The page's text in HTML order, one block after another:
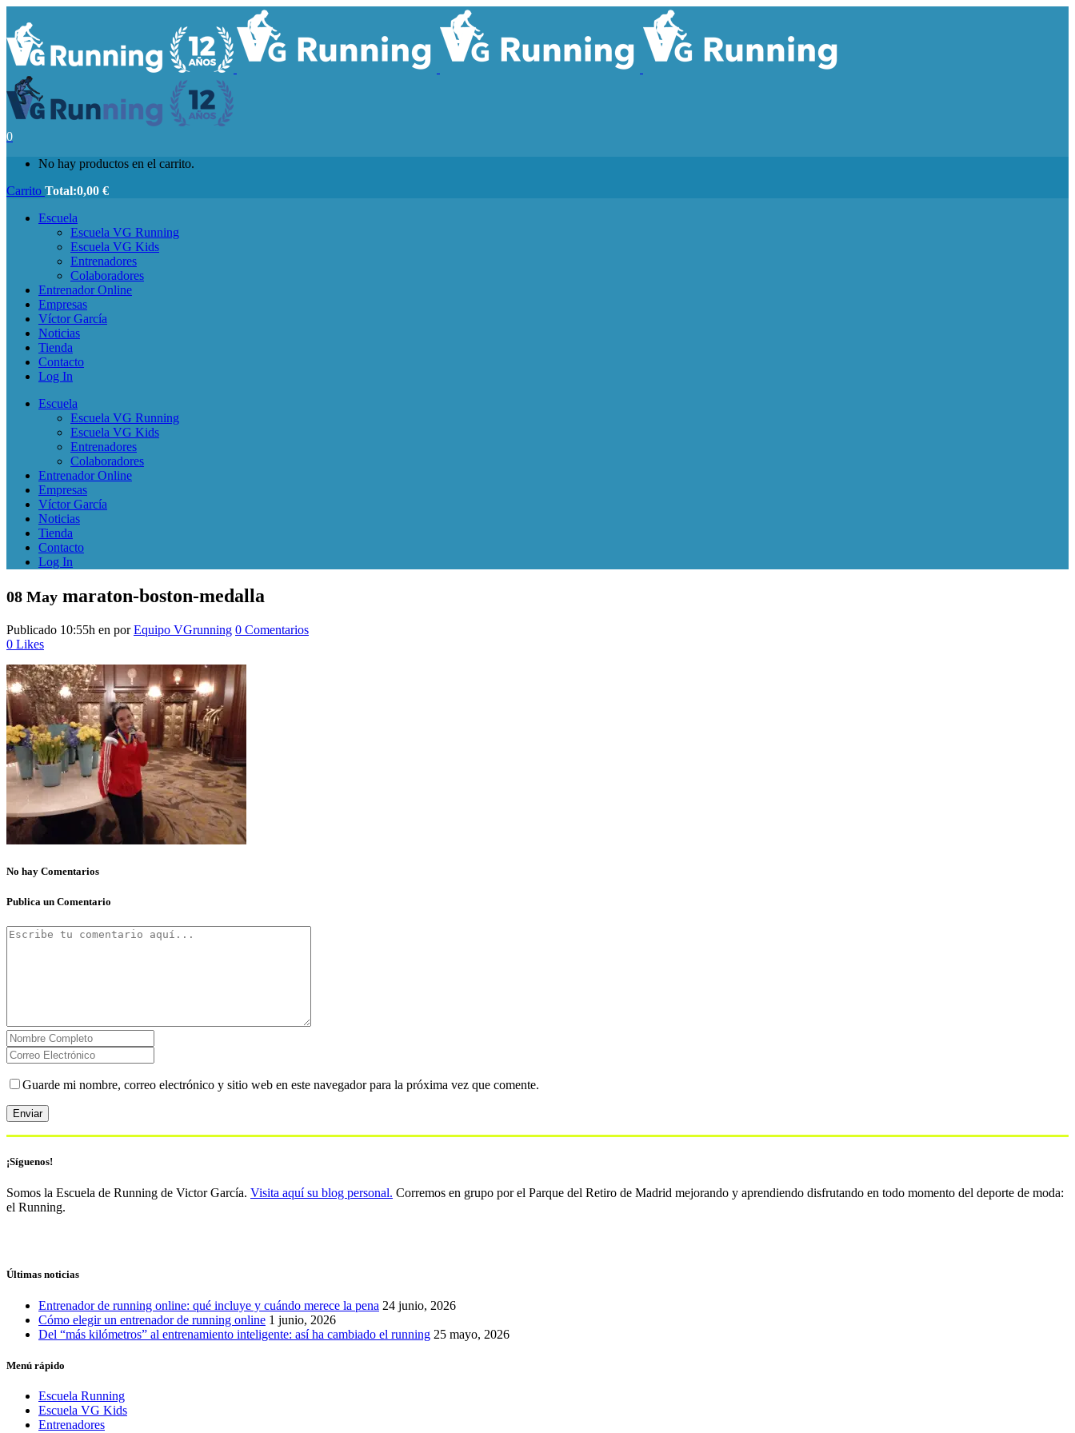
0
No hay productos en el carrito.
Carrito Total:0,00 €
Escuela
Escuela VG Running
Escuela VG Kids
Entrenadores
Colaboradores
Entrenador Online
Empresas
Víctor García
Noticias
Tienda
Contacto
Log In
Escuela
Escuela VG Running
Escuela VG Kids
Entrenadores
Colaboradores
Entrenador Online
Empresas
Víctor García
Noticias
Tienda
Contacto
Log In
08 May maraton-boston-medalla
Publicado 10:55h en porEquipo VGrunning 0 Comentarios
0 Likes
No hay Comentarios
Publica un Comentario
Guarde mi nombre, correo electrónico y sitio web en este navegador para la próxima vez que comente.
¡Síguenos!
Somos la Escuela de Running de Victor García. Visita aquí su blog personal. Corremos en grupo por el Parque del Retiro de Madrid mejorando y aprendiendo disfrutando en todo momento del deporte de moda:
el Running.
Últimas noticias
Entrenador de running online: qué incluye y cuándo merece la pena 24 junio, 2026
Cómo elegir un entrenador de running online 1 junio, 2026
Del “más kilómetros” al entrenamiento inteligente: así ha cambiado el running 25 mayo, 2026
Menú rápido
Escuela Running
Escuela VG Kids
Entrenadores